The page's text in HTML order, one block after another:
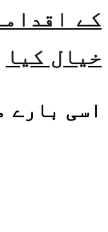
کے
خیال کیا
اسی بارے